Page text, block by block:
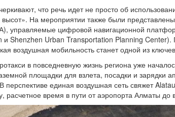
что речь идет не просто об
На мероприятии также были
управляемые цифровой навигационной
и Shenzhen Urban Transportation Planning
воздушная мобильность станет одной из
в повседневную жизнь региона уже
площадки для взлета, посадки и зарядки
перспективе единая воздушная сеть свяжет
расчетное время в пути от аэропорта Алматы до